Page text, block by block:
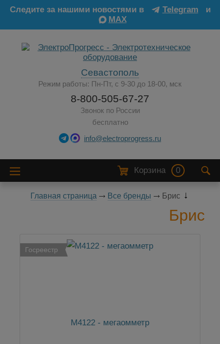
Следите за нашими новостями в Telegram
и
MAX
Севастополь
Режим работы: Пн-Пт, с 9-30 до 18-00, мск
8-800-505-67-27
Звонок по России
бесплатно
info@electroprogress.ru
Корзина 0
Главная страница Все бренды Брис
Брис
Госреестр
М4122 - мегаомметр